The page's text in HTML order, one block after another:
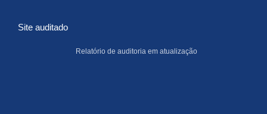
Site auditado
Relatório de auditoria em atualização